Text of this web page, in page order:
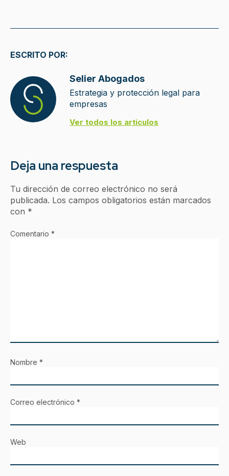
ESCRITO POR:
Selier Abogados
Estrategia y protección legal para
empresas
Ver todos los artículos
Deja una respuesta
Tu dirección de correo electrónico no será
publicada. Los campos obligatorios están marcados
con *
Comentario *
Nombre *
Correo electrónico *
Web